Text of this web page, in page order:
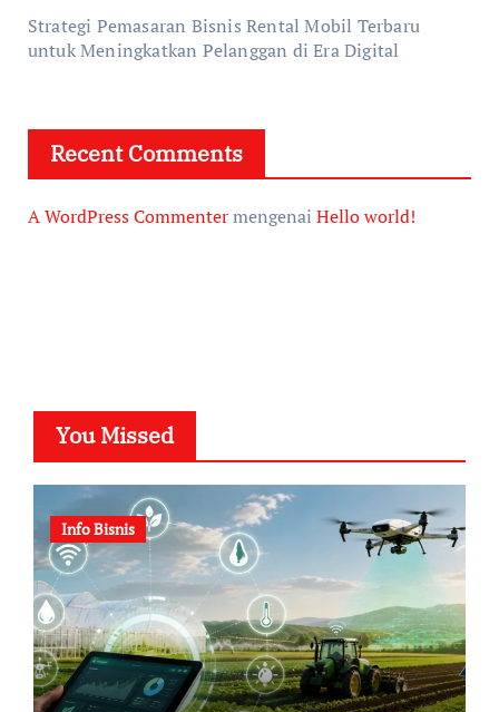
Strategi Pemasaran Bisnis Rental Mobil Terbaru
untuk Meningkatkan Pelanggan di Era Digital
Recent Comments
A WordPress Commentermengenai Hello world!
You Missed
Info Bisnis